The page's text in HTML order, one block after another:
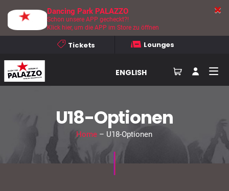
Tickets Lounges
ENGLISH
U18-Optionen
Home – U18-Optionen
Dancing Park PALAZZO
Schon unsere APP gecheckt?!
Klick hier, um die APP im Store zu öffnen